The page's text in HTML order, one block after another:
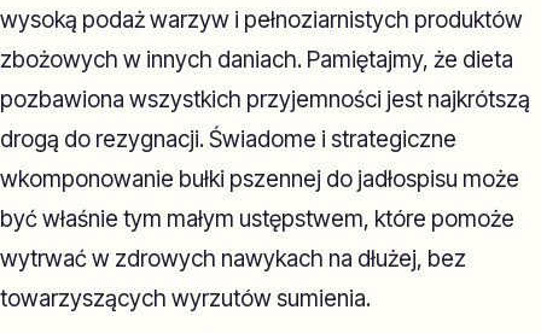
wysoką podaż warzyw i pełnoziarnistych produktów
zbożowych w innych daniach. Pamiętajmy, że dieta
pozbawiona wszystkich przyjemności jest najkrótszą
drogą do rezygnacji. Świadome i strategiczne
wkomponowanie bułki pszennej do jadłospisu może
być właśnie tym małym ustępstwem, które pomoże
wytrwać w zdrowych nawykach na dłużej, bez
towarzyszących wyrzutów sumienia.